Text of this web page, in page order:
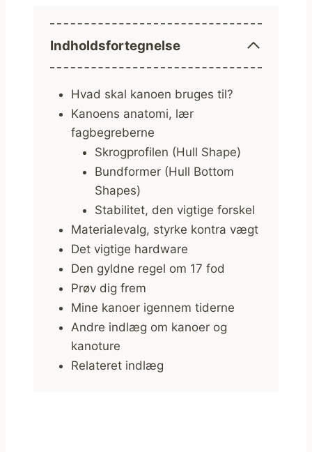
Indholdsfortegnelse
Hvad skal kanoen bruges til?
Kanoens anatomi, lær
fagbegreberne
Skrogprofilen (Hull Shape)
Bundformer (Hull Bottom
Shapes)
Stabilitet, den vigtige forskel
Materialevalg, styrke kontra vægt
Det vigtige hardware
Den gyldne regel om 17 fod
Prøv dig frem
Mine kanoer igennem tiderne
Andre indlæg om kanoer og
kanoture
Relateret indlæg